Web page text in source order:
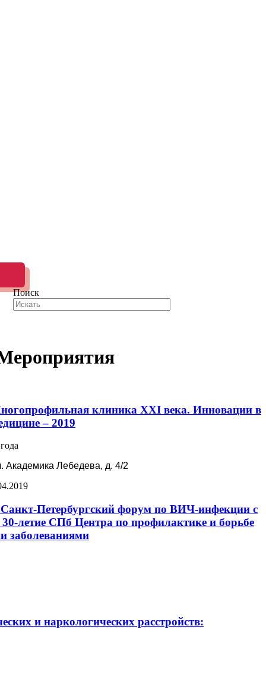
Поиск
клиника XXI века. Инновации в
– 2019
Академика Лебедева, д. 4/2
Петербургский форум по ВИЧ-инфекции с
летие СПб Центра по профилактике и борьбе
и наркологических расстройств: